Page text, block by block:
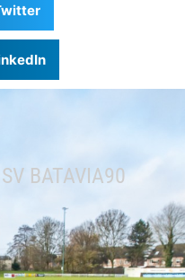
BATAVIA90